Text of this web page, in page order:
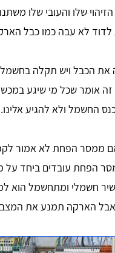
שלו והעובי שלו
לא עבה כמו כבל
את הכבל ויש תקלה בחשמל
זה אומר שכל מי שיגע
החשמל ולא להגיע אלינו.
ממסר הפחת לא אמור
הפחת עובדים ביחד על
חשמלי ומתחשמל הוא
הארקה תמנע את
מוסמך, עוזרים